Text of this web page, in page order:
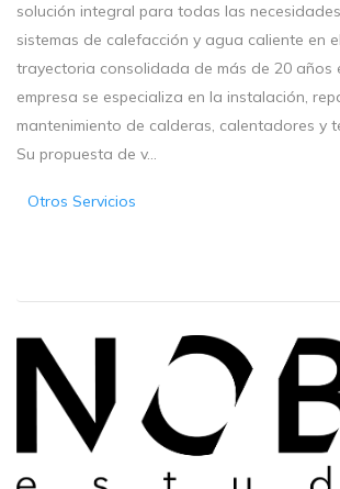
solución integral para todas las
sistemas de calefacción y agua caliente en
trayectoria consolidada de más de 20 años
empresa se especializa en la instalación,
mantenimiento de calderas, calentadores y
Su propuesta de v...
Otros Servicios